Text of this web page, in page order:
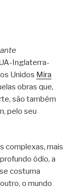
Inglaterra-
Unidos Mira
obras que,
são também
pelo seu
complexas, mais
ódio, a
costuma
o mundo